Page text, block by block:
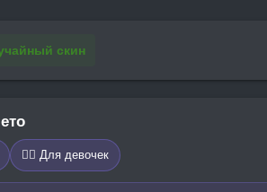
скин
🧍‍♀️ Для девочек